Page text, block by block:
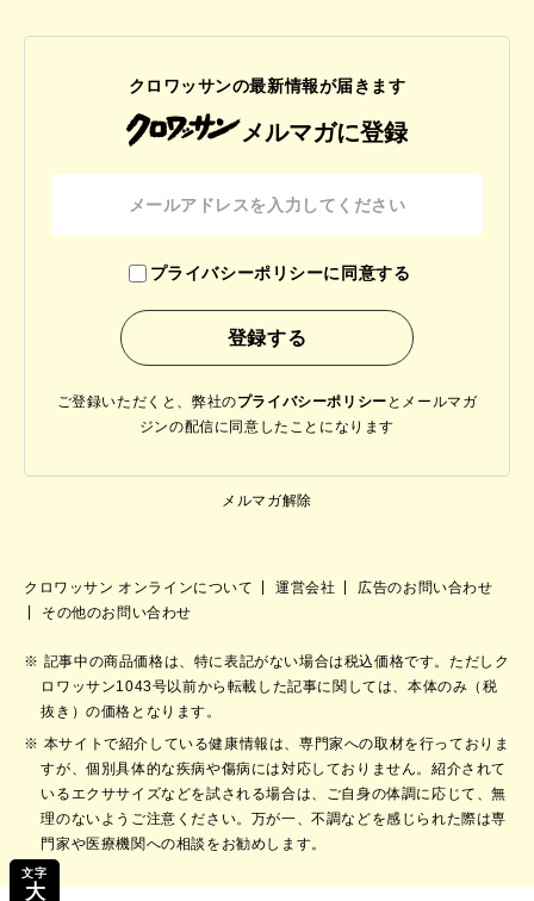
文字
大
クロワッサンの最新情報が届きます
メルマガに登録
プライバシーポリシーに同意する
ご登録いただくと、弊社のプライバシーポリシー と メールマガ
ジンの配信に同意したことになります
メルマガ解除
クロワッサン オンラインについて 運営会社
広告のお問い合わせ
その他のお問い合わせ
記事中の商品価格は、特に表記がない場合は税込価格です。ただしク
ロワッサン1043号以前から転載した記事に関しては、本体のみ（税
抜き）の価格となります。
本サイトで紹介している健康情報は、専門家への取材を行っておりま
すが、個別具体的な疾病や傷病には対応しておりません。紹介されて
いるエクササイズなどを試される場合は、ご自身の体調に応じて、無
理のないようご注意ください。万が一、不調などを感じられた際は専
門家や医療機関への相談をお勧めします。